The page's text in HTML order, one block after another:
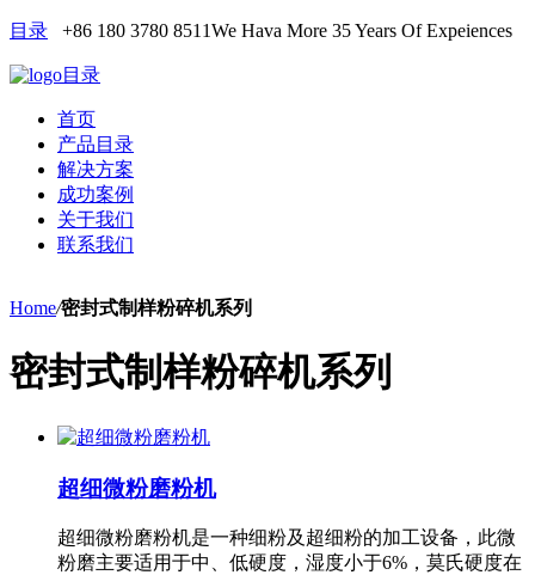
目录 +86 180 3780 8511We Hava More 35 Years Of Expeiences
目录
首页
产品目录
解决方案
成功案例
关于我们
联系我们
Home/密封式制样粉碎机系列
密封式制样粉碎机系列
超细微粉磨粉机
超细微粉磨粉机是一种细粉及超细粉的加工设备，此微
粉磨主要适用于中、低硬度，湿度小于6%，莫氏硬度在